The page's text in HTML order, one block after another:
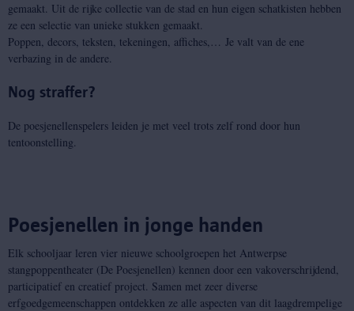
gemaakt. Uit de rijke collectie van de stad en hun eigen schatkisten hebben
ze een selectie van unieke stukken gemaakt.
Poppen, decors, teksten, tekeningen, affiches,… Je valt van de ene
verbazing in de andere.
Nog straffer?
De poesjenellenspelers leiden je met veel trots zelf rond door hun
tentoonstelling.
Poesjenellen in jonge handen
Elk schooljaar leren vier nieuwe schoolgroepen het Antwerpse
stangpoppentheater (De Poesjenellen) kennen door een vakoverschrijdend,
participatief en creatief project. Samen met zeer diverse
erfgoedgemeenschappen ontdekken ze alle aspecten van dit laagdrempelige